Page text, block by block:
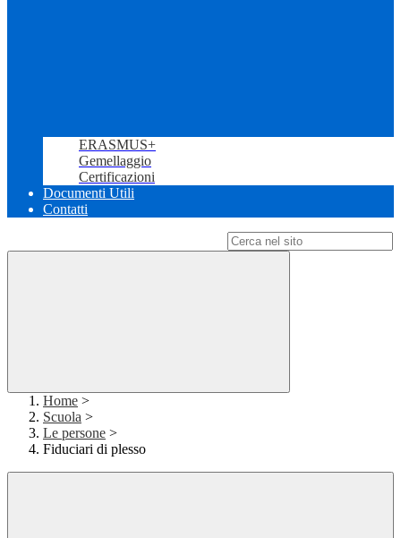
ERASMUS+
Gemellaggio
Certificazioni
Documenti Utili
Contatti
Home >
Scuola >
Le persone >
Fiduciari di plesso